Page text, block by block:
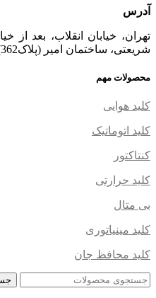
آدرس
تهران، خیابان انقلاب، بعد از
شریعتی، ساختمان امیر (پلاک362)، طبقه 1، واحد 6
محصولات مهم
کلید هوایی
کلید اتوماتیک
کنتاکتور
کلید حرارتی
بی متال
کلید مینیاتوری
کلید محافظ جان